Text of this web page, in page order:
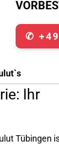
✆
Ihr
Tübingen